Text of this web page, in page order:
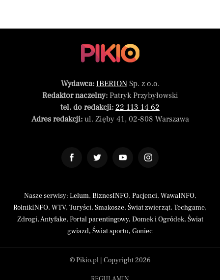
Wydawca: IBERIONSp. z o.o.
Redaktor naczelny:Patryk Przybyłowski
tel. do redakcji: 22 113 14 62
Adres redakcji:ul. Zięby 41, 02-808 Warszawa
Nasze serwisy: Lelum, BiznesINFO, Pacjenci, WawaINFO,
RolnikINFO, WTV, Turyści, Smakosze, Świat zwierząt, Techgame,
Zdrogi,Antyfake, Portal parentingowy, Domek i Ogródek, Świat
gwiazd, Świat sportu, Goniec
© Pikio.pl | Copyright 2026